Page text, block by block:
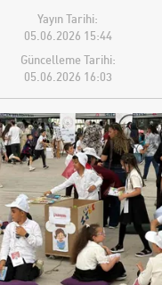
Yayın Tarihi:
05.06.2026 15:44
Güncelleme Tarihi:
05.06.2026 16:03